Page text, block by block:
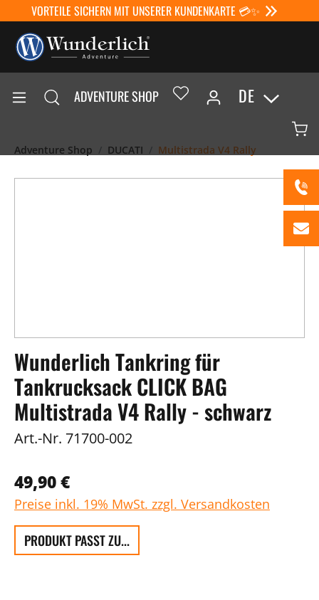
VORTEILE SICHERN MIT UNSERER KUNDENKARTE 💳✨
ADVENTURE SHOP DE
Adventure Shop DUCATI Multistrada V4 Rally
Wunderlich Tankring für
Tankrucksack CLICK BAG
Multistrada V4 Rally - schwarz
Art.-Nr. 71700-002
49,90 €
Preise inkl. 19% MwSt. zzgl. Versandkosten
PRODUKT PASST ZU...